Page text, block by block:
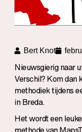
Bert Knot
Nieuwsgierig naar
Verschil? Kom dan
methodiek tijdens
in Breda.
Het wordt een